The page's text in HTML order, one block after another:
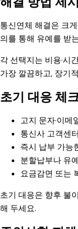
통신연체 해결은 크
의를 통해 유예를 받
각 선택지는 비용·시
가장 깔끔하고, 장기
초기 대응 체
고지 문자·이메
통신사 고객센
즉시 납부 가능
분할납부나 유
요금감면 또는
초기 대응은 향후 불
해 두세요.